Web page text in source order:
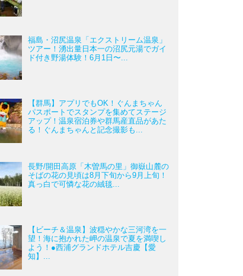
福島・沼尻温泉「エクストリーム温泉」
ツアー！湧出量日本一の沼尻元湯でガイ
ド付き野湯体験！6月1日〜...
【群馬】アプリでもOK！ぐんまちゃん
パスポートでスタンプを集めてステージ
アップ！温泉宿泊券や群馬産直品があた
る！ぐんまちゃんと記念撮影も...
長野/開田高原「木曽馬の里」御嶽山麓の
そばの花の見頃は8月下旬から9月上旬！
真っ白で可憐な花の絨毯...
【ビーチ＆温泉】波穏やかな三河湾を一
望！海に抱かれた岬の温泉で夏を満喫し
よう！●西浦グランドホテル吉慶【愛
知】...